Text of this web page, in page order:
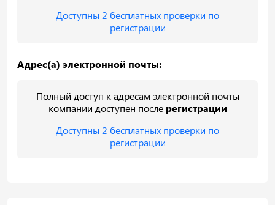
Доступны 2 бесплатных проверки по
регистрации
Адрес(а) электронной почты:
Полный доступ к адресам электронной почты
компании доступен после регистрации
Доступны 2 бесплатных проверки по
регистрации